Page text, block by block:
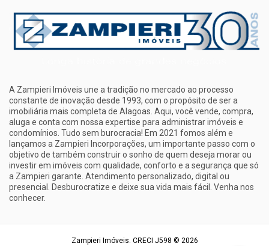
A Zampieri Imóveis une a tradição no mercado ao processo
constante de inovação desde 1993, com o propósito de ser a
imobiliária mais completa de Alagoas. Aqui, você vende, compra,
aluga e conta com nossa expertise para administrar imóveis e
condomínios. Tudo sem burocracia! Em 2021 fomos além e
lançamos a Zampieri Incorporações, um importante passo com o
objetivo de também construir o sonho de quem deseja morar ou
investir em imóveis com qualidade, conforto e a segurança que só
a Zampieri garante. Atendimento personalizado, digital ou
presencial. Desburocratize e deixe sua vida mais fácil. Venha nos
conhecer.
Zampieri Imóveis. CRECI J598 © 2026